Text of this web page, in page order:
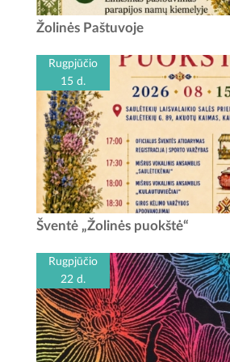
Žolinių šventė Paštuvoje Data:
-...
Žolinės Paštuvoje
Rugpjūčio
15 d.
Žolinės puokštė Rugpjūčio 15-ąją bus
salės prieigose vyks
Šventė „Žolinės puokštė“
Rugpjūčio
22 d.